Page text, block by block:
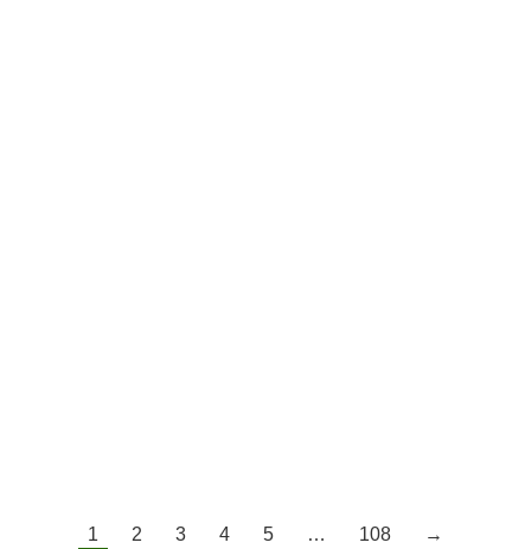
1 2 3 4 5 … 108 →